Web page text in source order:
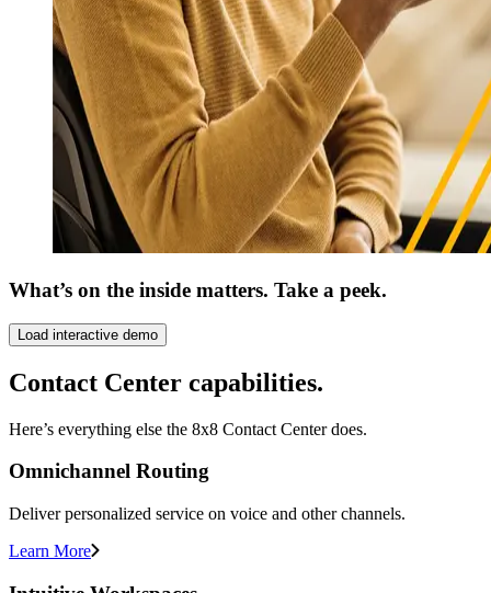
What’s on the inside matters. Take a peek.
Load interactive demo
Contact Center capabilities.
Here’s everything else the 8x8 Contact Center does.
Omnichannel Routing
Deliver personalized service on voice and other channels.
Learn More